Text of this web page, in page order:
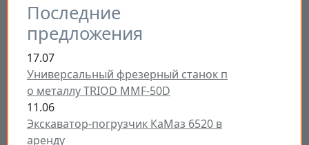
Последние
предложения
17.07
Универсальный фрезерный станок п
о металлу TRIOD MMF-50D
11.06
Экскаватор-погрузчик КаМаз 6520 в
аренду